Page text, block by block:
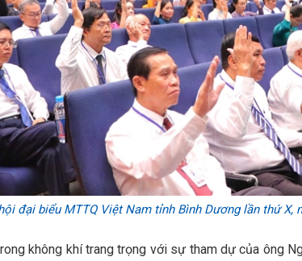
đại biểu MTTQ Việt Nam tỉnh Bình Dương lần thứ X,
không khí trang trọng với sự tham dự của ông